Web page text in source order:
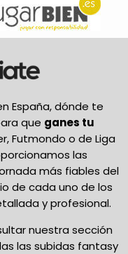
España, dónde te
que ganes tu
Futmondo o de Liga
las
más fiables del
de cada uno de los
y profesional.
nuestra sección
las subidas fantasy